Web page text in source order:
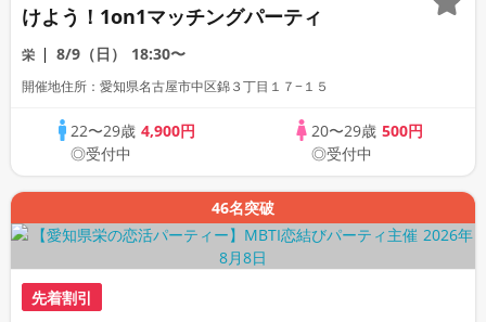
けよう！1on1マッチングパーティ
栄 8/9（日） 18:30〜
開催地住所：愛知県名古屋市中区錦３丁目１７−１５
22〜29歳4,900円
◎受付中
20〜29歳 500円
◎受付中
46名突破
先着割引